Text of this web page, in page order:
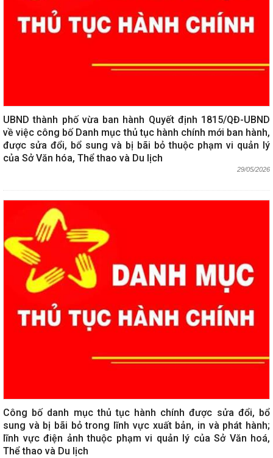
UBND thành phố vừa ban hành Quyết định 1815/QĐ-UBND
về việc công bố Danh mục thủ tục hành chính mới ban hành,
được sửa đổi, bổ sung và bị bãi bỏ thuộc phạm vi quản lý
của Sở Văn hóa, Thể thao và Du lịch
29/05/2026
Công bố danh mục thủ tục hành chính được sửa đổi, bổ
sung và bị bãi bỏ trong lĩnh vực xuất bản, in và phát hành;
lĩnh vực điện ảnh thuộc phạm vi quản lý của Sở Văn hoá,
Thể thao và Du lịch